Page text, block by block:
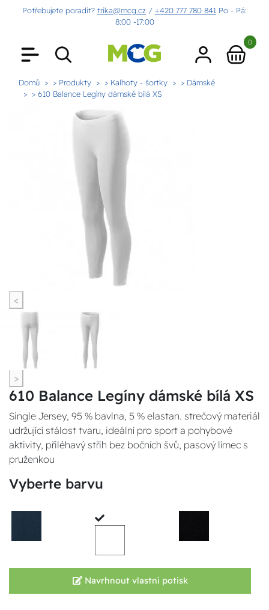
Potřebujete poradit? trika@mcg.cz / +420 777 780 841 Po - Pá:
8:00 -17:00
0
Domů > Produkty > Kalhoty - šortky
> Dámské
> 610 Balance Legíny dámské bílá XS
<
>
610 Balance Legíny dámské bílá XS
Single Jersey, 95 % bavlna, 5 % elastan. strečový materiál
udržující stálost tvaru, ideální pro sport a pohybové
aktivity, přiléhavý střih bez bočních švů, pasový límec s
pruženkou
Vyberte barvu
Navrhnout vlastní potisk